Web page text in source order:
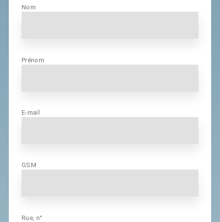
Nom
Prénom
E-mail
GSM
Rue, n°